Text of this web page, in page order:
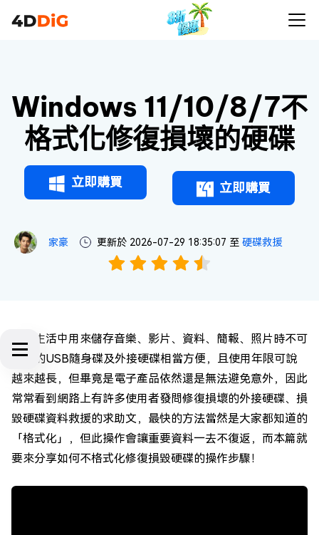
Windows 11/10/8/7不
格式化修復損壞的硬碟
立即購買 立即購買
家豪 更新於 2026-07-29 18:35:07 至 硬碟救援
日常生活中用來儲存音樂、影片、資料、簡報、照片時不可
或缺的USB隨身碟及外接硬碟相當方便，且使用年限可說
越來越長，但畢竟是電子產品依然還是無法避免意外，因此
常常看到網路上有許多使用者發問修復損壞的外接硬碟、損
毀硬碟資料救援的求助文，最快的方法當然是大家都知道的
「格式化」，但此操作會讓重要資料一去不復返，而本篇就
要來分享如何不格式化修復損毀硬碟的操作步驟！